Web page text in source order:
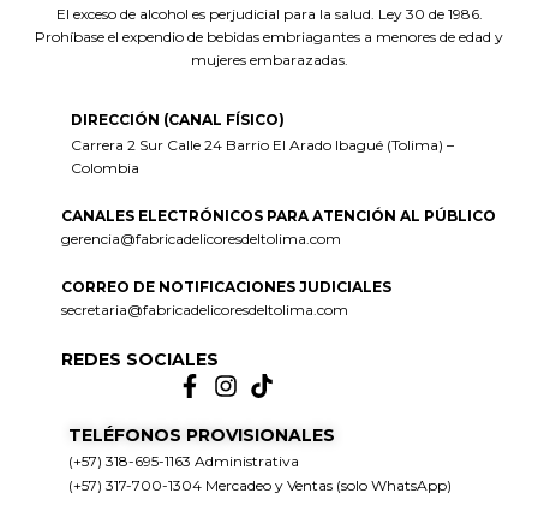
El exceso de alcohol es perjudicial para la salud. Ley 30 de 1986.
Prohíbase el expendio de bebidas embriagantes a menores de edad y
mujeres embarazadas.
DIRECCIÓN (CANAL FÍSICO)
Carrera 2 Sur Calle 24 Barrio El Arado Ibagué (Tolima) –
Colombia
CANALES ELECTRÓNICOS PARA ATENCIÓN AL PÚBLICO
gerencia@fabricadelicoresdeltolima.com
CORREO DE NOTIFICACIONES JUDICIALES
secretaria@fabricadelicoresdeltolima.com
REDES SOCIALES
TELÉFONOS PROVISIONALES
(+57) 318-695-1163 Administrativa
(+57) 317-700-1304 Mercadeo y Ventas (solo WhatsApp)